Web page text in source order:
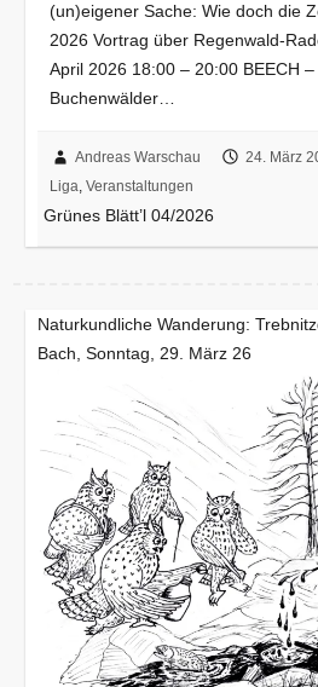
(un)eigener Sache: Wie doch die
2026 Vortrag über Regenwald-
April 2026 18:00 – 20:00 BEECH
Buchenwälder…
Andreas Warschau 24. März
Liga,Veranstaltungen
Grünes Blätt’l 04/2026
Naturkundliche Wanderung:
Bach, Sonntag, 29. März 26